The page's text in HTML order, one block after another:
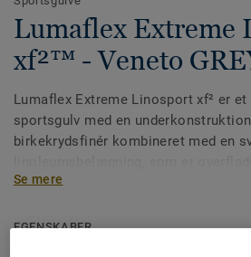
Lumaflex Extreme
xf²™ - Veneto
Lumaflex Extreme Linosport xf² er
sportsgulv med en
birkekrydsfinér kombineret med en
Med dette fleksible gulv kan du
også skabe et dansegulv, en
Se mere
EGENSKABER